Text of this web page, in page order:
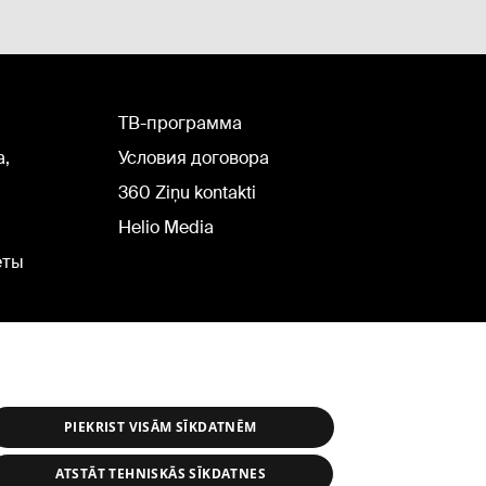
TВ-программа
Условия договора
360 Ziņu kontakti
Helio Media
PIEKRIST VISĀM SĪKDATNĒM
ATSTĀT TEHNISKĀS SĪKDATNES